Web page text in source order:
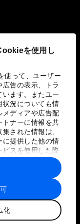
を使用し
使って、ユーザー
告の表示、トラ
ます。またユー
状況についても情
メディアや広告配
トナーに情報を共
された情報は、
に提供した他の情
スを使用した際
合わされ、各パー
ことがありま
化
用規約
ラム